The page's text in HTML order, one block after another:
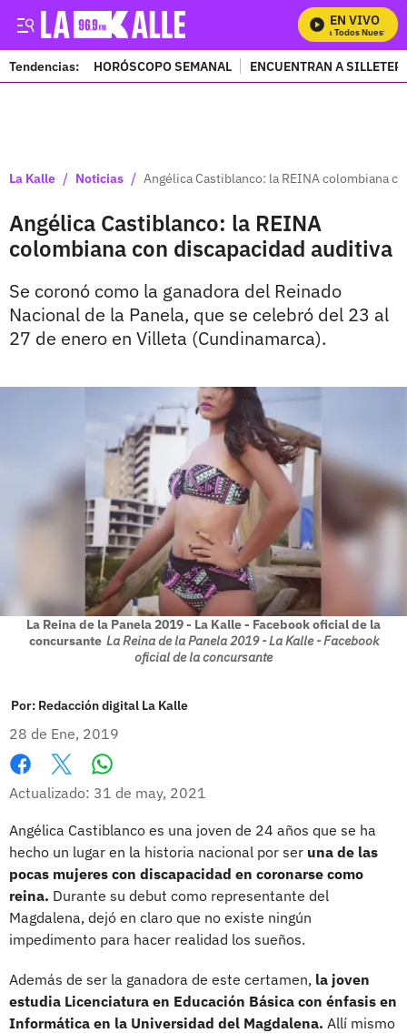
EN VIVO
Mira Todos Nuestros
Tendencias: HORÓSCOPO SEMANAL ENCUENTRAN A
La Kalle / Noticias / Angélica Castiblanco: la REINA colombiana
Angélica Castiblanco: la REINA
colombiana con discapacidad auditiva
Se coronó como la ganadora del Reinado
Nacional de la Panela, que se celebró del 23 al
27 de enero en Villeta (Cundinamarca).
La Reina de la Panela 2019 - La Kalle - Facebook oficial de la
concursante La Reina de la Panela 2019 - La Kalle - Facebook
oficial de la concursante
Por: Redacción digital La Kalle
28 de Ene, 2019
Facebook
X
Actualizado: 31 de may, 2021
Angélica Castiblanco es una joven de 24 años que se ha
hecho un lugar en la historia nacional por ser una de las
pocas mujeres con discapacidad en coronarse como
reina. Durante su debut como representante del
Magdalena, dejó en claro que no existe ningún
impedimento para hacer realidad los sueños.
Además de ser la ganadora de este certamen, la joven
estudia Licenciatura en Educación Básica con énfasis en
Informática en la Universidad del Magdalena. Allí mismo